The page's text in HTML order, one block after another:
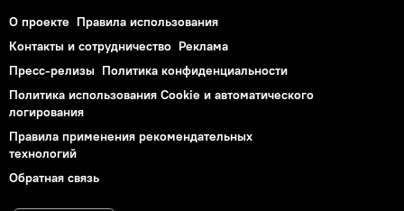
О проекте Правила использования
Контакты и сотрудничество Реклама
Пресс-релизы Политика конфиденциальности
Политика использования Cookie и автоматического
логирования
Правила применения рекомендательных
технологий
Обратная связь